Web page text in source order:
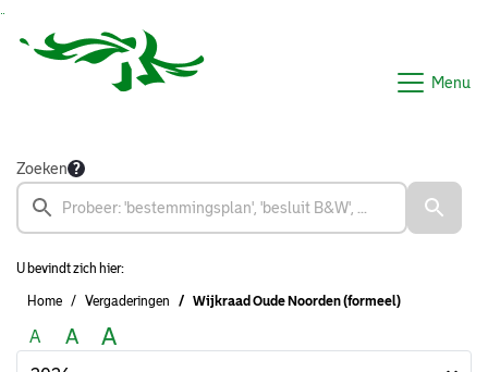
Menu
Zoeken
U bevindt zich hier:
Home Vergaderingen Wijkraad Oude Noorden (formeel)
A A A